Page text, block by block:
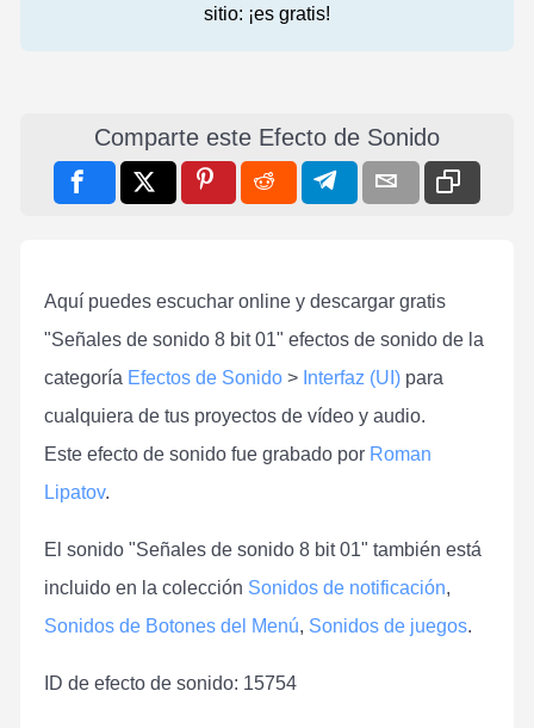
sitio: ¡es gratis!
Comparte este Efecto de Sonido
Aquí puedes escuchar online y descargar gratis
"Señales de sonido 8 bit 01" efectos de sonido de la
categoría Efectos de Sonido > Interfaz (UI) para
cualquiera de tus proyectos de vídeo y audio.
Este efecto de sonido fue grabado por Roman
Lipatov.
El sonido "Señales de sonido 8 bit 01" también está
incluido en la colección Sonidos de notificación,
Sonidos de Botones del Menú, Sonidos de juegos.
ID de efecto de sonido: 15754